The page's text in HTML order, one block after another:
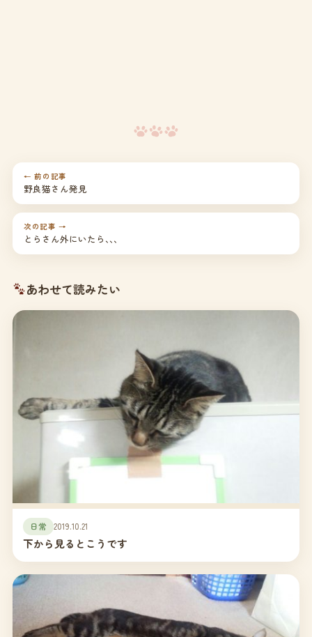
← 前の記事
野良猫さん発見
次の記事 →
とらさん外にいたら､､､
あわせて読みたい
日常 2019.10.21
下から見るとこうです